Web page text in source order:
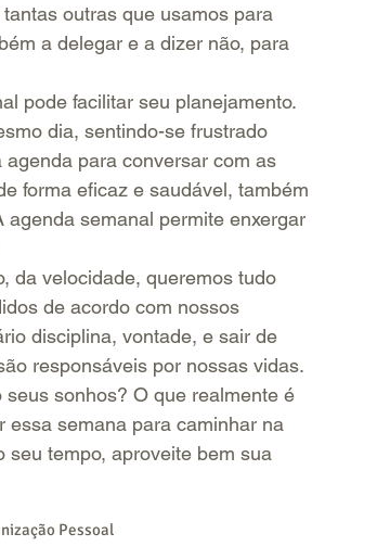
outras que usamos para
a delegar e a dizer não, para
pode facilitar seu planejamento.
dia, sentindo-se frustrado
para conversar com as
forma eficaz e saudável, também
semanal permite enxergar
da velocidade, queremos tudo
de acordo com nossos
disciplina, vontade, e sair de
responsáveis por nossas vidas.
sonhos? O que realmente é
essa semana para caminhar na
seu tempo, aproveite bem sua
Pessoal